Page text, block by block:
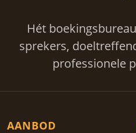
Hét
sprekers,
professionele
AANBOD